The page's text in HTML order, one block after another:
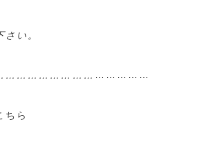
い。
……………
ちら